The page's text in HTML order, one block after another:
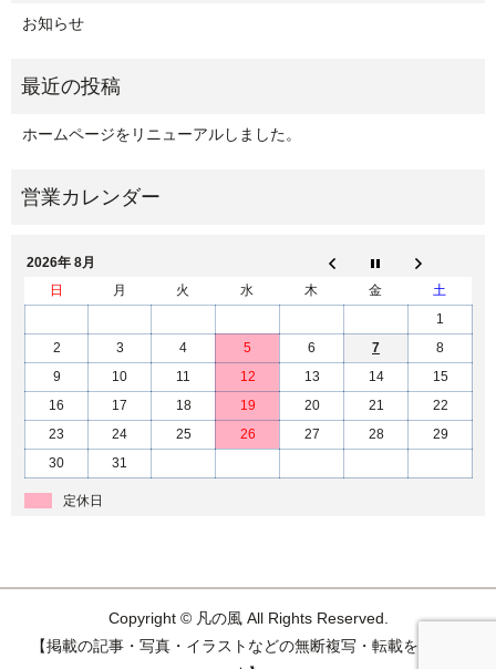
お知らせ
ホームページをリニューアルしました。
2026年 8月
日
月 火 水 木 金
土
1
2
3 4 5 6 7
8
9
10 11 12 13 14
15
16
17 18 19 20 21
22
23
24 25 26 27 28
29
30
31
定休日
Copyright © 凡の風 All Rights Reserved.
【掲載の記事・写真・イラストなどの無断複写・転載を禁じま